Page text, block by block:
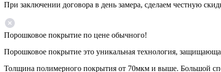
При заключении договора в день замера, сделаем честную
Порошковое покрытие по цене обычного!
Порошковое покрытие это уникальная технология,
Толщина полимерного покрытия от 70мкм и выше. Большой